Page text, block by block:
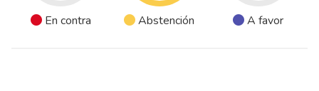
En contra Abstención A favor